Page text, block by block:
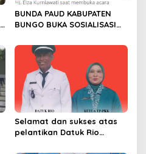
BUNDA PAUD KABUPATEN
BUNGO BUKA SOSIALISASI
Selamat dan sukses atas
pelantikan Datuk Rio